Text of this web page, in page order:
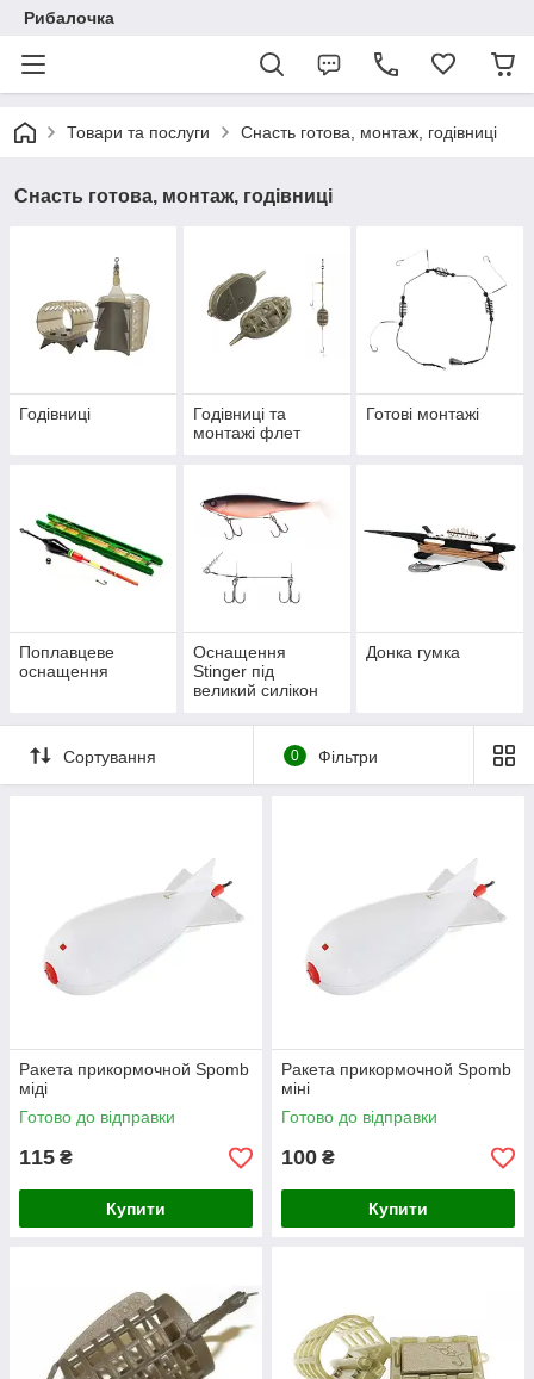
Рибалочка
Товари та послуги Снасть готова, монтаж, годівниці
Снасть готова, монтаж, годівниці
Годівниці
Годівниці та
монтажі флет
Готові монтажі
Поплавцеве
оснащення
Оснащення
Stinger під
великий силікон
Донка гумка
Сортування 0 Фільтри
Ракета прикормочной Spomb
міді
Готово до відправки
115 ₴
Купити
Ракета прикормочной Spomb
міні
Готово до відправки
100 ₴
Купити